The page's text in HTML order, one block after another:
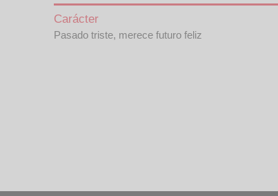
Carácter
Pasado triste, merece futuro feliz